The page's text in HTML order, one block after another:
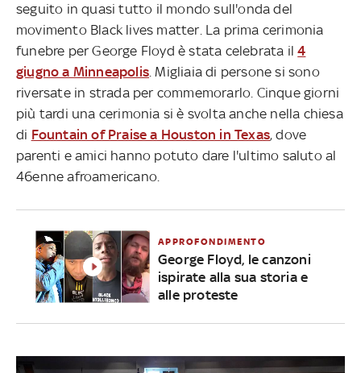
seguito in quasi tutto il mondo sull'onda del
movimento Black lives matter. La prima cerimonia
funebre per George Floyd è stata celebrata il4
giugno a Minneapolis. Migliaia di persone si sono
riversate in strada per commemorarlo. Cinque giorni
più tardi una cerimonia si è svolta anche nella chiesa
di Fountain of Praise a Houston in Texas, dove
parenti e amici hanno potuto dare l'ultimo saluto al
46enne afroamericano.
APPROFONDIMENTO
George Floyd, le canzoni
ispirate alla sua storia e
alle proteste